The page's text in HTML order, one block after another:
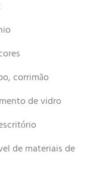
corrimão
de vidro
de materiais de